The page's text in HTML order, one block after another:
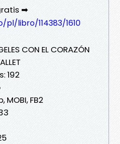
➡
libro/114383/1610
CON EL CORAZÓN
192
FB2